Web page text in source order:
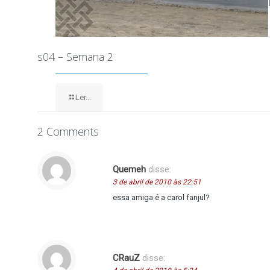
s04 – Semana 2
Ler...
2 Comments
Quemeh disse:
3 de abril de 2010 às 22:51
essa amiga é a carol fanjul?
CRauZ disse: